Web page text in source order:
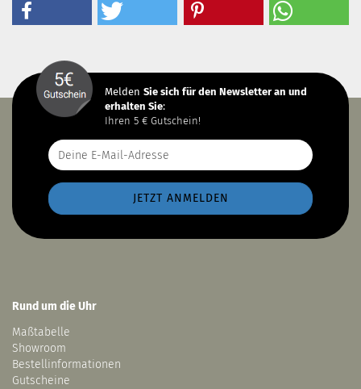
Melden Sie sich für den Newsletter an und
erhalten Sie:
Ihren 5 € Gutschein!
Rund um die Uhr
Maßtabelle
Showroom
Bestellinformationen
Gutscheine